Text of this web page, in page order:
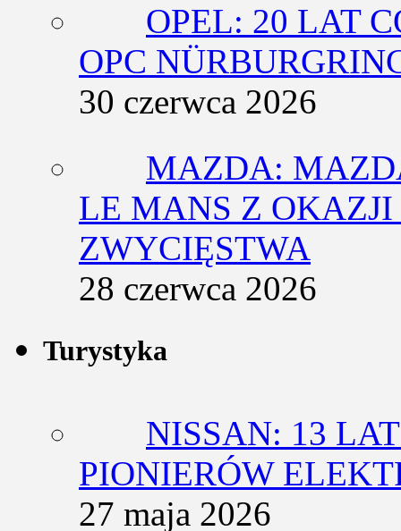
OPEL: 20 LAT
OPC
30 czerwca 2026
MAZDA:
LE MANS Z
ZWYCIĘSTWA
28 czerwca 2026
Turystyka
NISSAN: 13
PIONIERÓW
27 maja 2026